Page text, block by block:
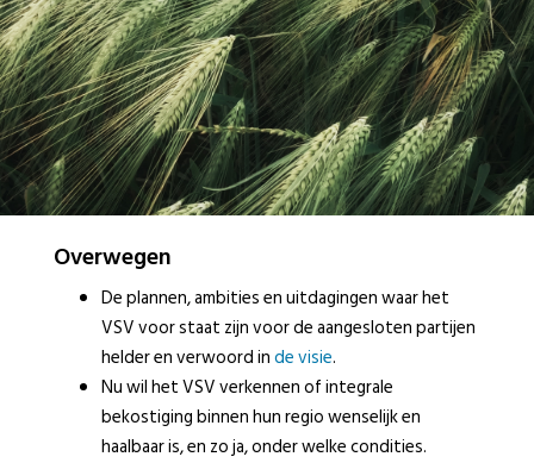
Overwegen
De plannen, ambities en uitdagingen waar het
VSV voor staat zijn voor de aangesloten partijen
helder en verwoord inde visie.
Nu wil het VSV verkennen of integrale
bekostiging binnen hun regio wenselijk en
haalbaar is, en zo ja, onder welke condities.